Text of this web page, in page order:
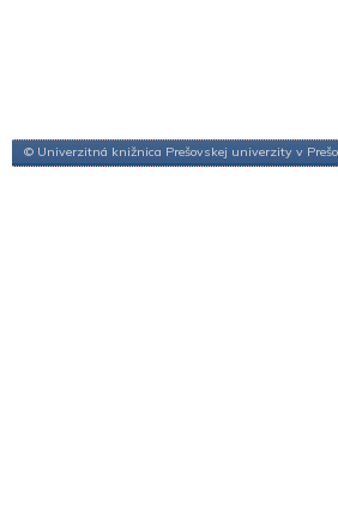
© Univerzitná knižnica Prešovskej univerzity v